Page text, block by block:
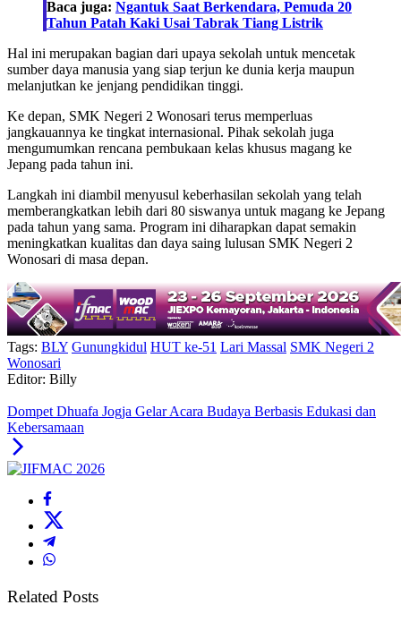
Baca juga: Ngantuk Saat Berkendara, Pemuda 20
Tahun Patah Kaki Usai Tabrak Tiang Listrik
‎Hal ini merupakan bagian dari upaya sekolah untuk mencetak
sumber daya manusia yang siap terjun ke dunia kerja maupun
melanjutkan ke jenjang pendidikan tinggi.
‎Ke depan, SMK Negeri 2 Wonosari terus memperluas
jangkauannya ke tingkat internasional. Pihak sekolah juga
mengumumkan rencana pembukaan kelas khusus magang ke
Jepang pada tahun ini.
‎Langkah ini diambil menyusul keberhasilan sekolah yang telah
memberangkatkan lebih dari 80 siswanya untuk magang ke Jepang
pada tahun yang sama. Program ini diharapkan dapat semakin
meningkatkan kualitas dan daya saing lulusan SMK Negeri 2
Wonosari di masa depan.
Tags: BLY Gunungkidul HUT ke-51 Lari Massal SMK Negeri 2
Wonosari
Editor: Billy
Dompet Dhuafa Jogja Gelar Acara Budaya Berbasis Edukasi dan
Kebersamaan
Related Posts